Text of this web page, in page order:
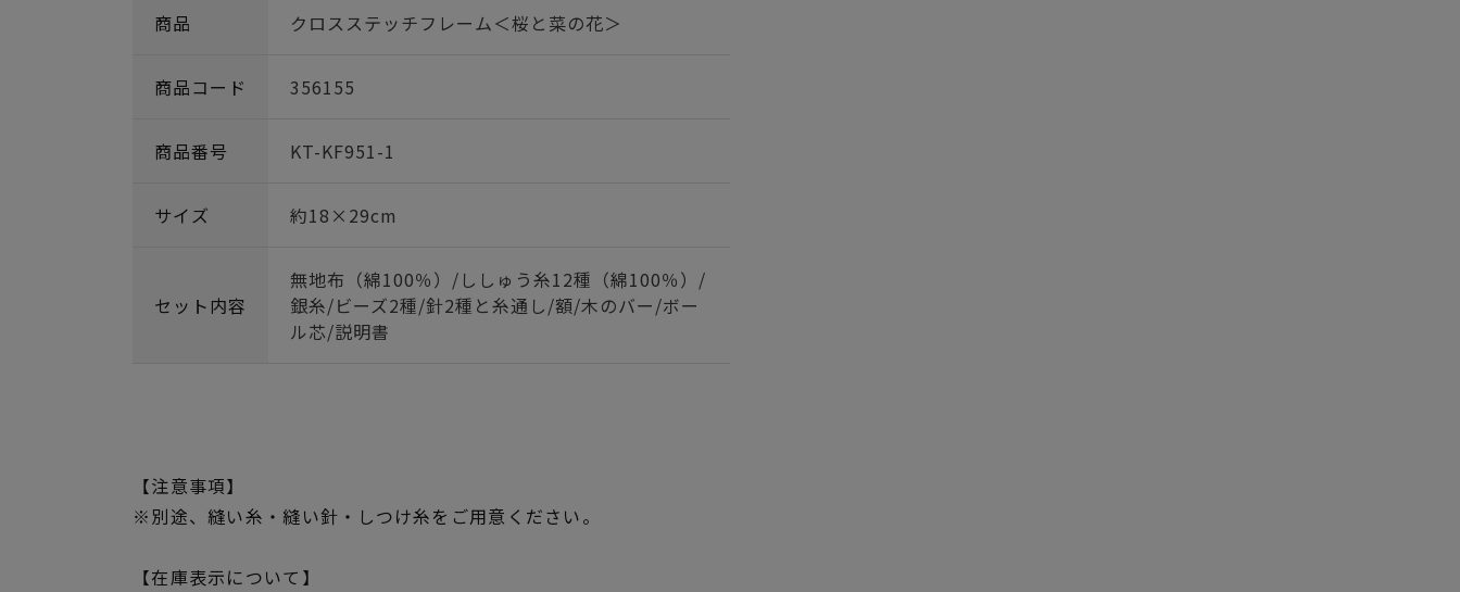
商品 クロスステッチフレーム＜桜と菜の花＞
商品コード 356155
商品番号 KT-KF951-1
サイズ 約18×29cm
セット内容
無地布（綿100％）/ししゅう糸12種（綿100％）/
銀糸/ビーズ2種/針2種と糸通し/額/木のバー/ボー
ル芯/説明書
【注意事項】
※別途、縫い糸・縫い針・しつけ糸をご用意ください。
【在庫表示について】